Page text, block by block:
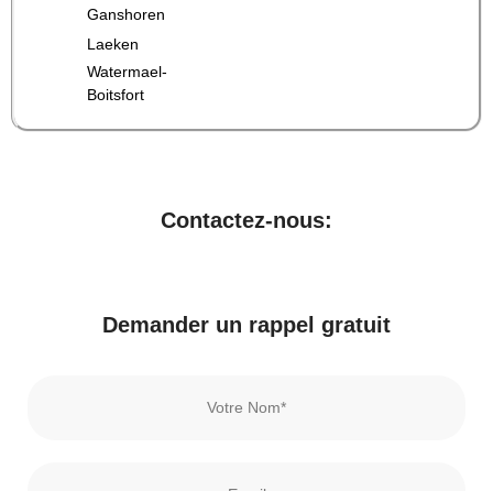
Ganshoren
Laeken
Watermael-
Boitsfort
Contactez-nous:
Demander un rappel gratuit